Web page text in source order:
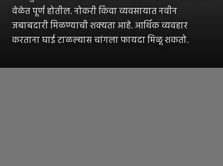
वेळेत पूर्ण होतील. नोकरी किंवा व्यवसायात नवीन
जबाबदारी मिळण्याची शक्यता आहे. आर्थिक व्यवहार
करताना घाई टाळल्यास चांगला फायदा मिळू शकतो.